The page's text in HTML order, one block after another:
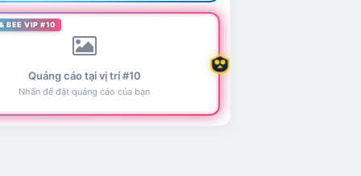
BEE VIP #10
Quảng cáo tại vị trí #10
Nhấn để đặt quảng cáo của bạn